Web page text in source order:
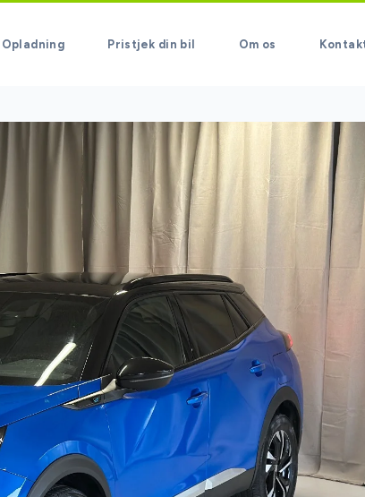
Opladning Pristjek din bil Om os